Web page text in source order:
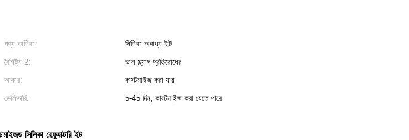
পণ্য তালিকা:
সিলিকা অবাধ্য ইট
বৈশিষ্ট্য 2:
ভাল স্ল্যাগ প্রতিরোধের
আকার:
কাস্টমাইজ করা যায়
ডেলিভারি: 5-45 দিন, কাস্টমাইজ করা যেতে পারে
সিলিকা রেফ্র্যাক্টরি ইট